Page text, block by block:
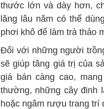
thước lớn và dày hơn,
lăng lâu năm có thể
phơi khô để làm trà thảo
Đối với những người
sẽ giúp tăng giá trị của
giá bán càng cao,
thường, những cây đinh
hoặc ngâm rượu trang